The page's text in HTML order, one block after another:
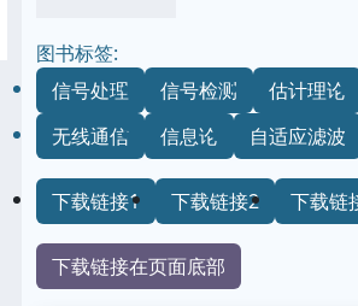
图书标签:
信号处理
信号检测 估计理论
无线通信
信息论 自适应滤波
下载链接1 下载链接2 下载链
下载链接在页面底部